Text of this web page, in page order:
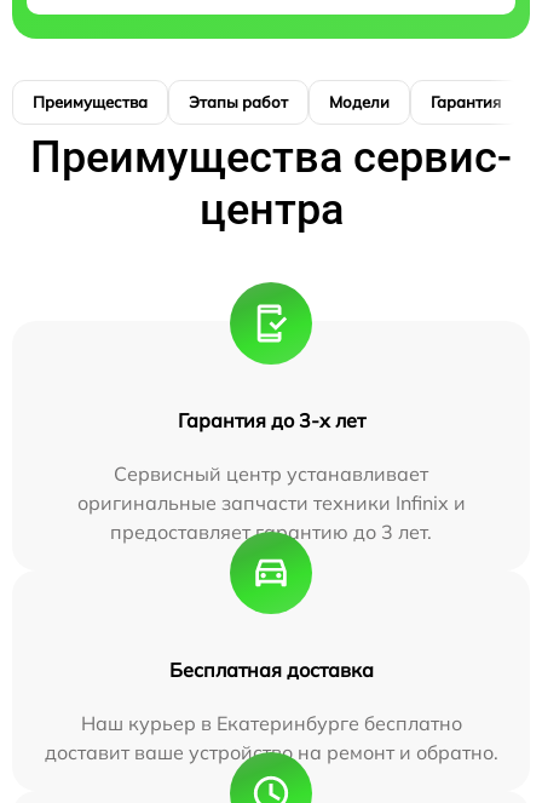
Преимущества Этапы работ Модели Гарантия
Преимущества сервис-
центра
Гарантия до 3-х лет
Сервисный центр устанавливает
оригинальные запчасти техники Infinix и
предоставляет гарантию до 3 лет.
Бесплатная доставка
Наш курьер в Екатеринбурге бесплатно
доставит ваше устройство на ремонт и обратно.